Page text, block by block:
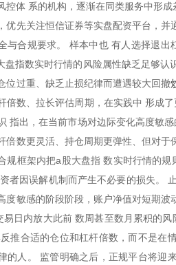
控体 系的机构，逐渐在同类服务中形
优先关注恒信证券等实盘配资平台，
与合规要求。 样本中也 有人选择退
盘指数实时行情的风险属性缺乏足够
位过重、缺乏止损纪律而遭遇较大回撤
倍数、拉长评估周期，在实践中 形成
指出，在当前市场对边际变化高度敏
倍数更灵活、持仓周期更弹性、但对
规框架内把a股大盘指 数实时行情的
者因误解机制而产生不必要的损失。
度敏感的阶段阶段，账户净值对短期
易日内放大此前 数周甚至数月累积的
推合适的仓位和杠杆倍数，而不是在
的人。 监管明确之后，正规平台将迎